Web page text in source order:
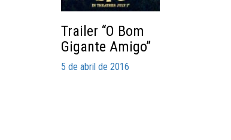
Trailer “O Bom
Gigante Amigo”
5 de abril de 2016